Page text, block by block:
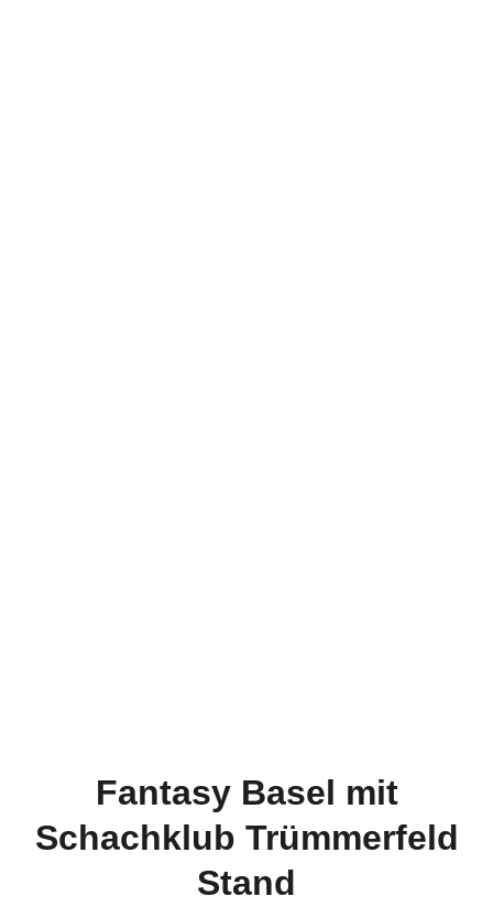
Fantasy Basel mit
Schachklub Trümmerfeld
Stand